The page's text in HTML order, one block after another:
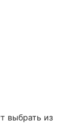
выбрать из